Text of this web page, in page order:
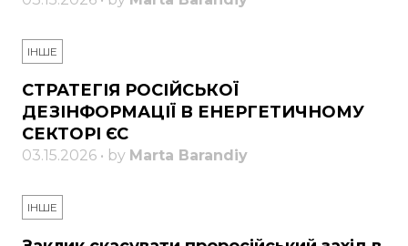
ІНШЕ
СТРАТЕГІЯ РОСІЙСЬКОЇ
ДЕЗІНФОРМАЦІЇ В ЕНЕРГЕТИЧНОМУ
СЕКТОРІ ЄС
03.15.2026 • by Marta Barandiy
ІНШЕ